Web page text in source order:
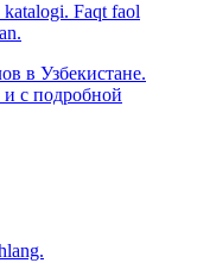
katalogi. Faqt faol
в Узбекистане.
и с подробной